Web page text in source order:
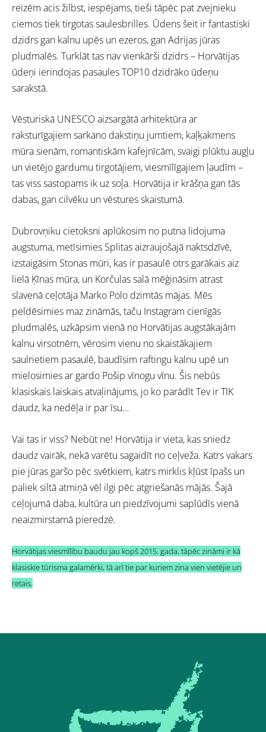
reizēm acis žilbst, iespējams, tieši tāpēc pat zvejnieku
ciemos tiek tirgotas saulesbrilles. Ūdens šeit ir fantastiski
dzidrs gan kalnu upēs un ezeros, gan Adrijas jūras
pludmalēs. Turklāt tas nav vienkārši dzidrs – Horvātijas
ūdeņi ierindojas pasaules TOP10 dzidrāko ūdeņu
sarakstā.
Vēsturiskā UNESCO aizsargātā arhitektūra ar
raksturīgajiem sarkano dakstiņu jumtiem, kaļķakmens
mūra sienām, romantiskām kafejnīcām, svaigi plūktu augļu
un vietējo gardumu tirgotājiem, viesmīlīgajiem ļaudīm –
tas viss sastopams ik uz soļa. Horvātija ir krāšņa gan tās
dabas, gan cilvēku un vēstures skaistumā.
Dubrovņiku cietoksni aplūkosim no putna lidojuma
augstuma, metīsimies Splitas aizraujošajā naktsdzīvē,
izstaigāsim Stonas mūri, kas ir pasaulē otrs garākais aiz
lielā Ķīnas mūra, un Korčulas salā mēģināsim atrast
slavenā ceļotāja Marko Polo dzimtās mājas. Mēs
peldēsimies maz zināmās, taču Instagram cienīgās
pludmalēs, uzkāpsim vienā no Horvātijas augstākajām
kalnu virsotnēm, vērosim vienu no skaistākajiem
saulrietiem pasaulē, baudīsim raftingu kalnu upē un
mielosimies ar gardo Pošip vīnogu vīnu. Šis nebūs
klasiskais laiskais atvaļinājums, jo ko parādīt Tev ir TIK
daudz, ka nedēļa ir par īsu…
Vai tas ir viss? Nebūt ne! Horvātija ir vieta, kas sniedz
daudz vairāk, nekā varētu sagaidīt no ceļveža. Katrs vakars
pie jūras garšo pēc svētkiem, katrs mirklis kļūst īpašs un
paliek siltā atmiņā vēl ilgi pēc atgriešanās mājās. Šajā
ceļojumā daba, kultūra un piedzīvojumi saplūdīs vienā
neaizmirstamā pieredzē.
Horvātijas viesmīlību baudu jau kopš 2015. gada, tāpēc zināmi ir kā
klasiskie tūrisma galamērķi, tā arī tie par kuriem zina vien vietējie un
retais.